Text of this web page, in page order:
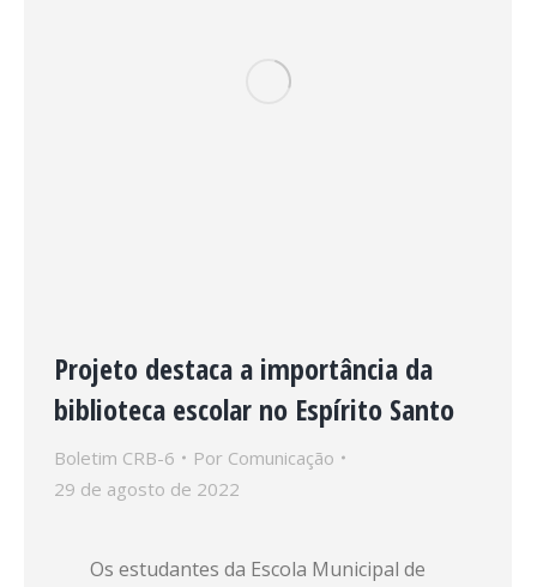
Projeto destaca a importância da
biblioteca escolar no Espírito Santo
Boletim CRB-6 Por Comunicação
29 de agosto de 2022
Os estudantes da Escola Municipal de